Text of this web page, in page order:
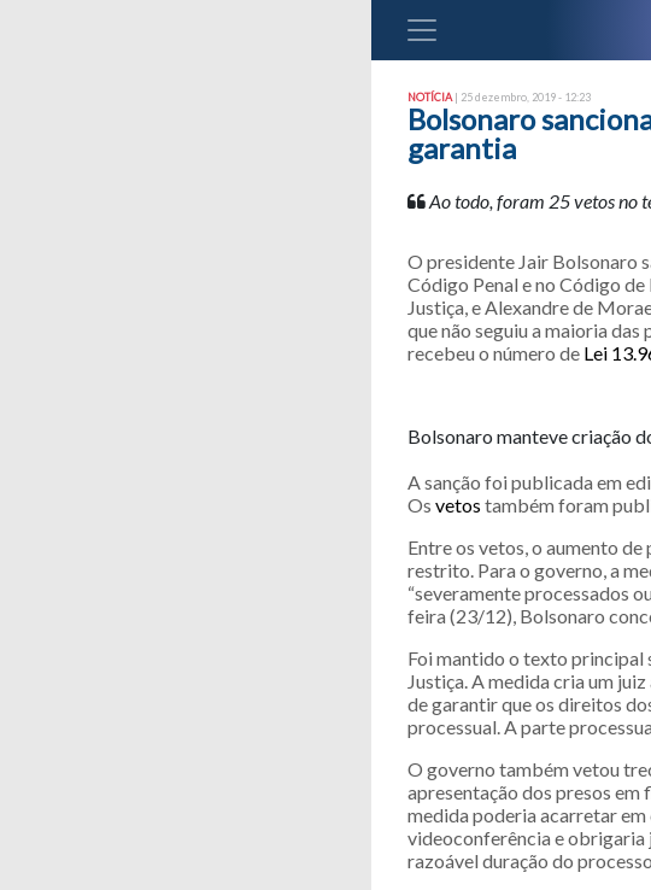
NOTÍCIA | 25 dezembro, 2019 - 12:23
Bolsonaro
garantia
Ao todo, foram 25 vetos no
O presidente Jair Bolsonaro
Código Penal e no Código
Justiça, e Alexandre de
que não seguiu a maioria
recebeu o número de Lei
Bolsonaro manteve criação
A sanção foi publicada em
Os vetos também foram
Entre os vetos, o aumento
restrito. Para o governo, a
“severamente processados
feira (23/12), Bolsonaro
Foi mantido o texto principal
Justiça. A medida cria um
de garantir que os direitos
processual. A parte
O governo também vetou
apresentação dos presos em
medida poderia acarretar
videoconferência e obrigaria
razoável duração do